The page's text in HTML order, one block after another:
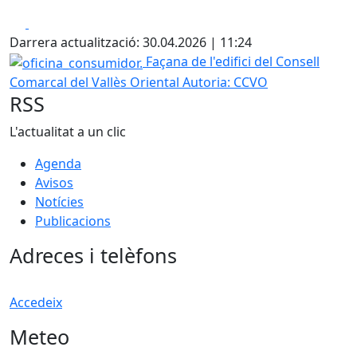
Darrera actualització: 30.04.2026 | 11:24
oficina_consumidor.
Façana de l'edifici del Consell
Comarcal del Vallès Oriental Autoria: CCVO
RSS
L'actualitat a un clic
Agenda
Avisos
Notícies
Publicacions
Adreces i telèfons
Accedeix
Meteo